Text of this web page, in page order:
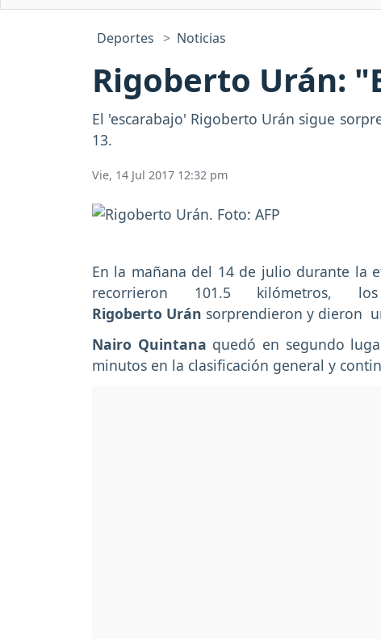
Deportes Noticias
Rigoberto Urán:
El 'escarabajo' Rigoberto Urán sigue
13.
Vie, 14 Jul 2017 12:32 pm
En la mañana del 14 de julio durante la
recorrieron 101.5 kilómetros,
Rigoberto Urán sorprendieron y dieron
Nairo Quintana quedó en segundo
minutos en la clasificación general y